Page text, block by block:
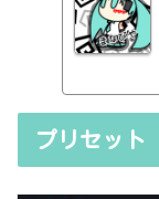
プリセット